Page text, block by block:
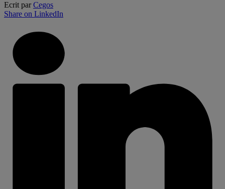
Ecrit parCegos
Share on LinkedIn